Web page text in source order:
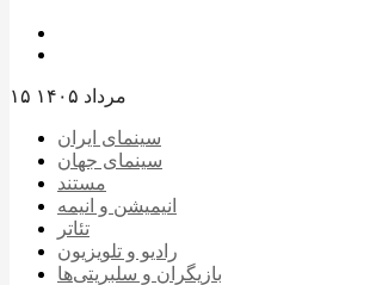
۱۵ مرداد ۱۴۰۵
سینمای ایران
سینمای جهان
مستند
انیمیشن و انیمه
تئاتر
رادیو و تلویزیون
بازیگران و سلبریتی‌ها